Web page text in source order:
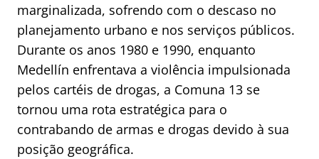
marginalizada, sofrendo com o descaso no
planejamento urbano e nos serviços públicos.
Durante os anos 1980 e 1990, enquanto
Medellín enfrentava a violência impulsionada
pelos cartéis de drogas, a Comuna 13 se
tornou uma rota estratégica para o
contrabando de armas e drogas devido à sua
posição geográfica.